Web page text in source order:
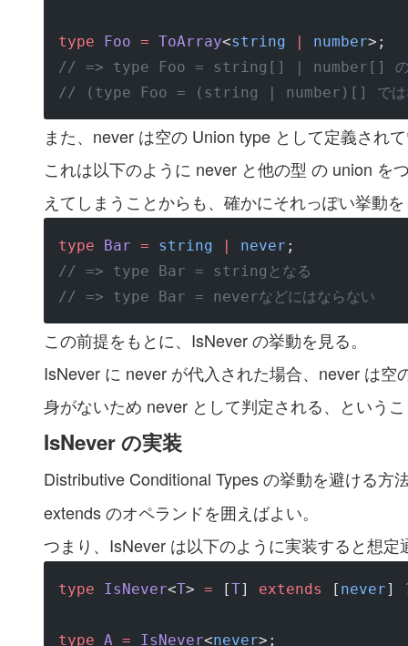
type Foo = ToArray<string | number>;
// => type Foo = string[] | number[] のよ
// (type Foo = (string | number)[] では
また、never は空の Union type として定義され
これは以下のように never と他の型 の union を
えてしまうことからも、確かにそれっぽい挙動
type Bar = string | never ;
// => type Bar = stringとなる
// => type Bar = neverなどにはならない
この前提をもとに、IsNever の挙動を見る。
IsNever に never が代入された場合、never は空
身がないため never として判定される、という
IsNever の実装
Distributive Conditional Types の挙動を避ける方
extends のオペランドを囲えばよい。
つまり、IsNever は以下のように実装すると想定
type IsNever<T> = [T] extends [ never]
type A = IsNever<never>;